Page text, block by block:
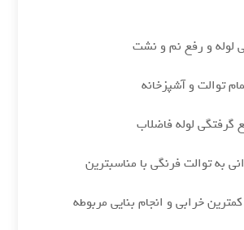
لوله و رفع نم و نشت
توالت و آشپزخانه
گرفتگی لوله فاضلاب
به توالت فرنگی با مناسبترین
خرابی و انجام بنایی مربوطه